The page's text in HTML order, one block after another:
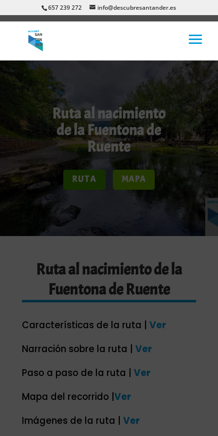
657 239 272 info@descubresantander.es
Ruta al nacimiento
de la Fuentona de
Ruente
RUTA MAPA
Ruta al nacimiento de la
Fuentona de Ruente
Características de la ruta | Ver
Narración sobre la ruta | Ver
Paso a paso de la ruta | Ver
Mapa del recorrido |Ver
Imágenes de la ruta | Ver